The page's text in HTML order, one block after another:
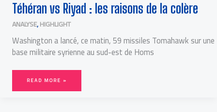
Téhéran vs Riyad : les raisons de la colère
ANALYSE,HIGHLIGHT
Washington a lancé, ce matin, 59 missiles Tomahawk sur une
base militaire syrienne au sud-est de Homs
READ MORE »